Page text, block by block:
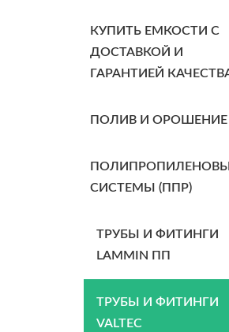
КУПИТЬ ЕМКОСТИ С
ДОСТАВКОЙ И
ГАРАНТИЕЙ
ПОЛИВ И ОРОШЕНИЕ
СИСТЕМЫ (ППР)
ТРУБЫ И ФИТИНГИ
LAMMIN ПП
ТРУБЫ И ФИТИНГИ
VALTEC